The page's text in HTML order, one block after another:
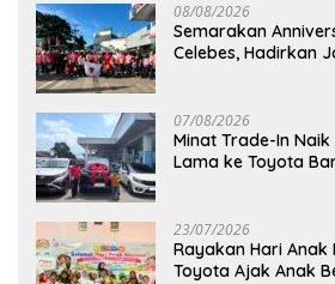
08/08/2026
Semarakan
Celebes, Hadirkan
07/08/2026
Minat Trade-In
Lama ke Toyota
23/07/2026
Rayakan Hari Anak
Toyota Ajak Anak